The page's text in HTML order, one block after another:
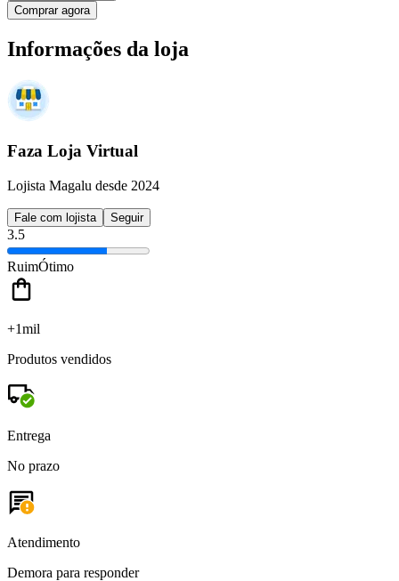
Comprar agora
Informações da loja
Faza Loja Virtual
Lojista Magalu desde 2024
Fale com lojista Seguir
3.5
RuimÓtimo
+1mil
Produtos vendidos
Entrega
No prazo
Atendimento
Demora para responder